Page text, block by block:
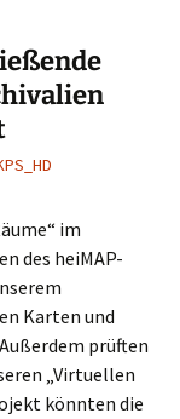
im
des heiMAP-
Karten und
prüften
„Virtuellen
könnten die